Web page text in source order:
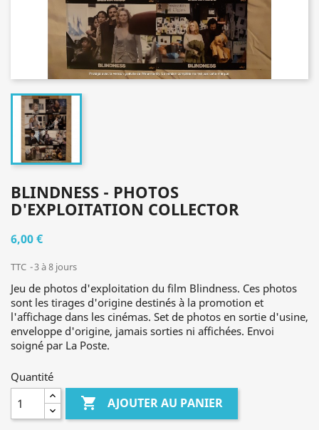
BLINDNESS - PHOTOS
D'EXPLOITATION COLLECTOR
6,00 €
TTC 3 à 8 jours
Jeu de photos d'exploitation du film Blindness. Ces photos
sont les tirages d'origine destinés à la promotion et
l'affichage dans les cinémas. Set de photos en sortie d'usine,
enveloppe d'origine, jamais sorties ni affichées. Envoi
soigné par La Poste.
Quantité
 AJOUTER AU PANIER